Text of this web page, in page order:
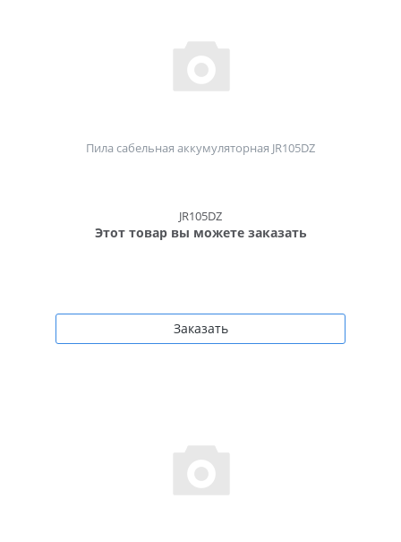
Пила сабельная аккумуляторная JR105DZ
JR105DZ
Этот товар вы можете заказать
Заказать